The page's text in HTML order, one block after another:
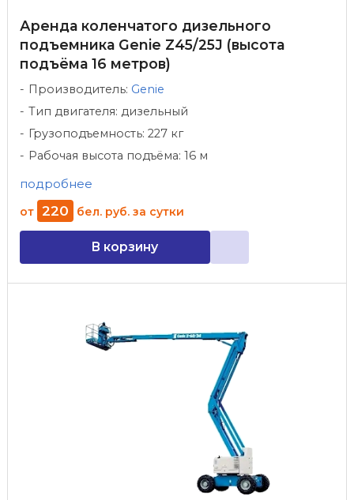
Аренда коленчатого дизельного
подъемника Genie Z45/25J (высота
подъёма 16 метров)
Производитель: Genie
Тип двигателя: дизельный
Грузоподъемность: 227 кг
Рабочая высота подъёма: 16 м
подробнее
от 220 бел. руб. за сутки
В корзину